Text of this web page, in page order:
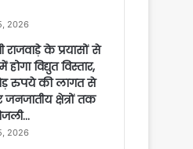
2026
राजवाड़े के प्रयासों से
होगा विद्युत विस्तार,
रुपये की लागत से
क्षेत्रों तक
2026